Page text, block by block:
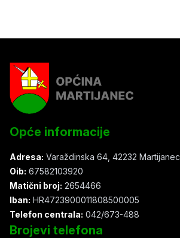
Opće informacije
Adresa: Varaždinska 64, 42232 Martijanec
Oib: 67582103920
Matični broj: 2654466
Iban: HR4723900011808500005
Telefon centrala: 042/673-488
Brojevi telefona